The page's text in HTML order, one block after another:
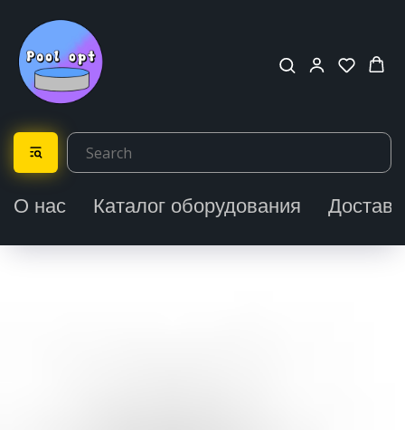
О нас Каталог оборудования